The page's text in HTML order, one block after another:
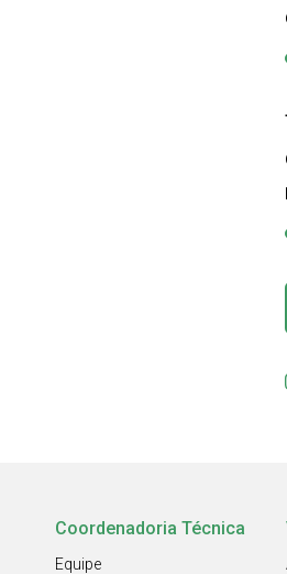
Coordenadoria Técnica
Equipe